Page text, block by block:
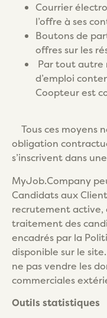
Courrier
l’offre à ses
Boutons de
offres sur les
Par tout autre
d’emploi
Coopteur est
Tous ces moyens
obligation
s’inscrivent dans
MyJob.Company
Candidats aux
recrutement active,
traitement des
encadrés par la
disponible sur le
ne pas vendre les
commerciales
Outils statistiques